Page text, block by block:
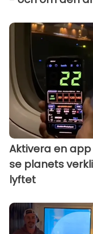
Aktivera en
se planets
lyftet